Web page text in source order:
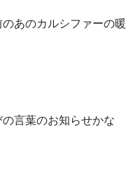
あのカルシファーの暖
言葉のお知らせかな